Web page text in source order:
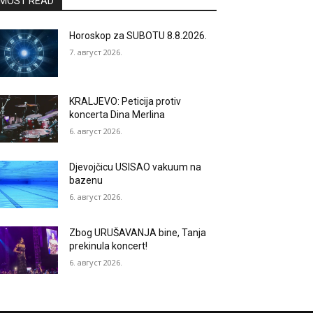
Horoskop za SUBOTU 8.8.2026.
7. август 2026.
KRALJEVO: Peticija protiv
koncerta Dina Merlina
6. август 2026.
Djevojčicu USISAO vakuum na
bazenu
6. август 2026.
Zbog URUŠAVANJA bine, Tanja
prekinula koncert!
6. август 2026.